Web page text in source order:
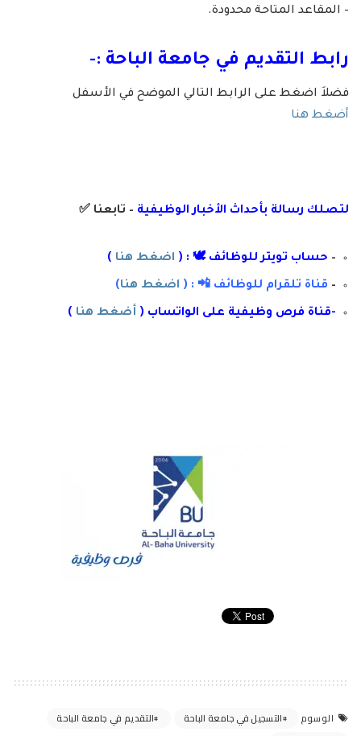
– المقاعد المتاحة محدودة.
رابط التقديم في جامعة الباحة :-
فضلاَ اضغط على الرابط التالي الموضح في الأسفل
أضغط هنا
لتصلك رسالة بأحداث الأخبار الوظيفية – تابعنا ✅
– حساب تويتر للوظائف 🕊 : ( اضغط هنا )
– قناة تلقرام للوظائف 📲 : ( اضغط هنا)
-قناة فرص وظيفية على الواتساب ( أضغط هنا )
الوسوم التسجيل في جامعة الباحة
التقديم في جامعة الباحة